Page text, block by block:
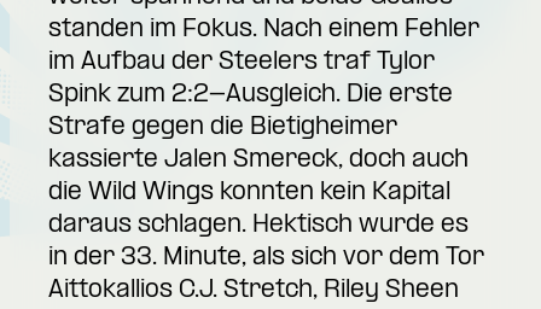
standen im Fokus. Nach einem Fehler
im Aufbau der Steelers traf Tylor
Spink zum 2:2-Ausgleich. Die erste
Strafe gegen die Bietigheimer
kassierte Jalen Smereck, doch auch
die Wild Wings konnten kein Kapital
daraus schlagen. Hektisch wurde es
in der 33. Minute, als sich vor dem Tor
Aittokallios C.J. Stretch, Riley Sheen